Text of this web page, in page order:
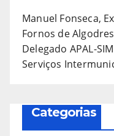
Manuel Fonseca,
Fornos de
Delegado APAL-
Serviços
Categorias